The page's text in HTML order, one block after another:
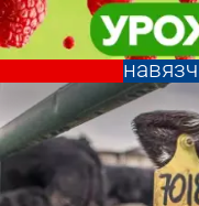
В стране и
мире
В стране и
мире
по
валют